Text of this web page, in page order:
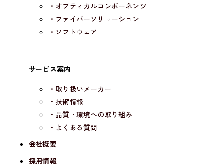
・オプティカルコンポーネンツ
・ファイバーソリューション
・ソフトウェア
サービス案内
・取り扱いメーカー
・技術情報
・品質・環境への取り組み
・よくある質問
会社概要
採用情報